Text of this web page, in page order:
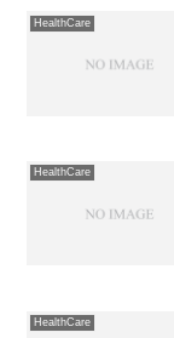
HealthCare
HealthCare
HealthCare